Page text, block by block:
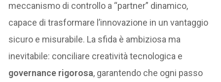
meccanismo di controllo a “partner” dinamico,
capace di trasformare l’innovazione in un vantaggio
sicuro e misurabile. La sfida è ambiziosa ma
inevitabile: conciliare creatività tecnologica e
governance rigorosa, garantendo che ogni passo